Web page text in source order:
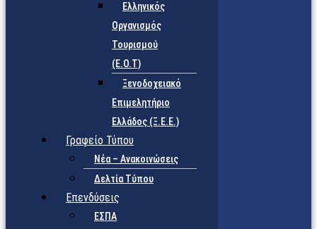
Eλληνικός
Οργανισμός
Τουρισμού
(Ε.Ο.Τ)
Ξενοδοχειακό
Επιμελητήριο
Ελλάδος (Ξ.Ε.Ε.)
Γραφείο Τύπου
Νέα – Ανακοινώσεις
Δελτία Τύπου
Επενδύσεις
ΕΣΠΑ